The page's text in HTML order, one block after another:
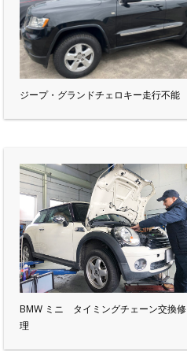
ジープ・グランドチェロキー走行不能
BMW ミニ タイミングチェーン交換修
理